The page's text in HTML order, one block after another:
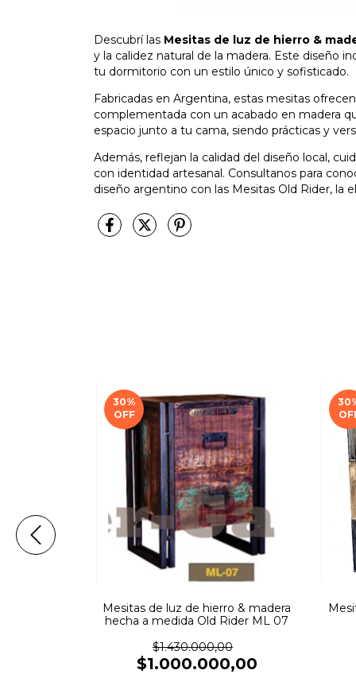
Descubrí las Mesitas de luz de hierro &
y la calidez natural de la madera. Este diseño
tu dormitorio con un estilo único y sofisticado.
Fabricadas en Argentina, estas mesitas
complementada con un acabado en madera
espacio junto a tu cama, siendo prácticas y
Además, reflejan la calidad del diseño local,
con identidad artesanal. Consultanos para
diseño argentino con las Mesitas Old Rider, la
30%
OFF
Mesitas de luz de hierro & madera
hecha a medida Old Rider ML 07
$1.430.000,00
$1.000.000,00
30